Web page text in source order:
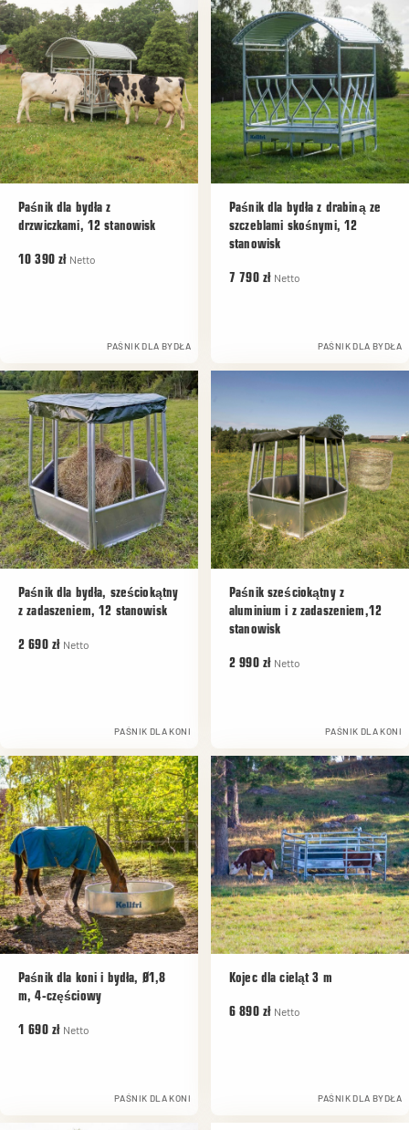
Paśnik dla bydła z
drzwiczkami, 12 stanowisk
10 390 zł Netto
PAŚNIK DLA BYDŁA
Paśnik dla bydła z drabiną ze
szczeblami skośnymi, 12
stanowisk
7 790 zł Netto
PAŚNIK DLA BYDŁA
Paśnik dla bydła, sześciokątny
z zadaszeniem, 12 stanowisk
2 690 zł Netto
PAŚNIK DLA KONI
Paśnik sześciokątny z
aluminium i z zadaszeniem,12
stanowisk
2 990 zł Netto
PAŚNIK DLA KONI
Paśnik dla koni i bydła, Ø1,8
m, 4-częściowy
1 690 zł Netto
PAŚNIK DLA KONI
Kojec dla cieląt 3 m
6 890 zł Netto
PAŚNIK DLA BYDŁA